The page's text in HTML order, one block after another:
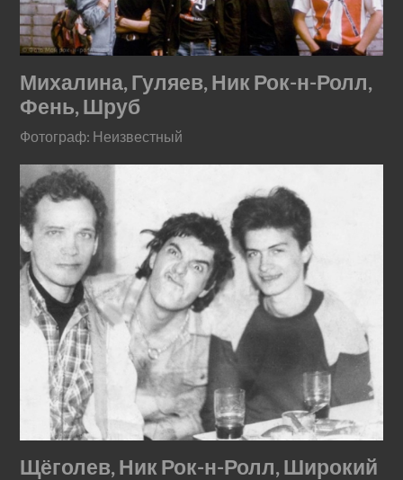
Михалина, Гуляев, Ник Рок-н-Ролл,
Фень, Шруб
Фотограф: Неизвестный
Щёголев, Ник Рок-н-Ролл, Широкий